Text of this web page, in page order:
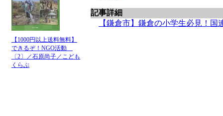
【1000円以上送料無料】
できるぞ！NGO活動
〔2〕／石原尚子／こども
くらぶ
記事詳細
【鎌倉市】鎌倉の小学生必見！